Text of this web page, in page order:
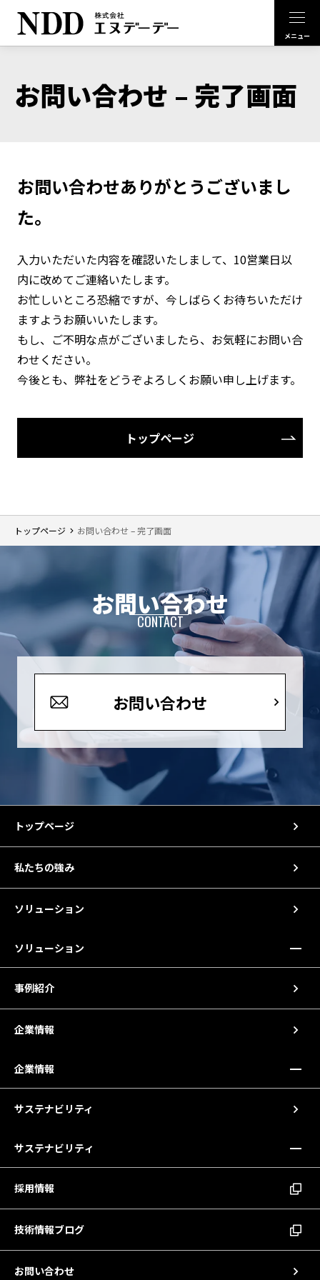
トップページ お問い合わせ – 完了画面
お問い合わせ – 完了画面
お問い合わせありがとうございまし
た。
入力いただいた内容を確認いたしまして、10営業日以
内に改めてご連絡いたします。
お忙しいところ恐縮ですが、今しばらくお待ちいただけ
ますようお願いいたします。
もし、ご不明な点がございましたら、お気軽にお問い合
わせください。
今後とも、弊社をどうぞよろしくお願い申し上げます。
トップページ
お問い合わせ
CONTACT
お問い合わせ
トップページ
私たちの強み
ソリューション
ソリューション
事例紹介
企業情報
企業情報
サステナビリティ
サステナビリティ
採用情報
技術情報ブログ
お問い合わせ